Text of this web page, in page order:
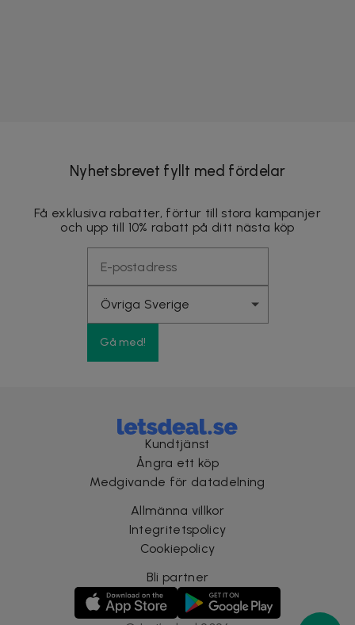
Nyhetsbrevet fyllt med fördelar
Få exklusiva rabatter, förtur till stora kampanjer
och upp till 10% rabatt på ditt nästa köp
Gå med!
Kundtjänst
Ångra ett köp
Medgivande för datadelning
Allmänna villkor
Integritetspolicy
Cookiepolicy
Bli partner